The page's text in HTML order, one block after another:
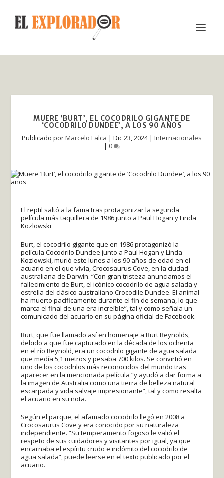
MUERE ‘BURT’, EL COCODRILO GIGANTE DE
‘COCODRILO DUNDEE’, A LOS 90 AÑOS
Publicado porMarcelo Falca | Dic 23, 2024| Internacionales
| 0
El reptil saltó a la fama tras protagonizar la segunda
película más taquillera de 1986 junto a Paul Hogan y Linda
Kozlowski
Burt, el cocodrilo gigante que en 1986 protagonizó la
película Cocodrilo Dundee junto a Paul Hogan y Linda
Kozlowski, murió este lunes a los 90 años de edad en el
acuario en el que vivía, Crocosaurus Cove, en la ciudad
australiana de Darwin. “Con gran tristeza anunciamos el
fallecimiento de Burt, el icónico cocodrilo de agua salada y
estrella del clásico australiano Crocodile Dundee. El animal
ha muerto pacíficamente durante el fin de semana, lo que
marca el final de una era increíble”, tal y como señala un
comunicado del acuario en su página oficial de Facebook.
Burt, que fue llamado así en homenaje a Burt Reynolds,
debido a que fue capturado en la década de los ochenta
en el río Reynold, era un cocodrilo gigante de agua salada
que medía 5,1 metros y pesaba 700 kilos. Se convirtió en
uno de los cocodrilos más reconocidos del mundo tras
aparecer en la mencionada película “y ayudó a dar forma a
la imagen de Australia como una tierra de belleza natural
escarpada y vida salvaje impresionante”, tal y como resalta
el acuario en su nota.
Según el parque, el afamado cocodrilo llegó en 2008 a
Crocosaurus Cove y era conocido por su naturaleza
independiente. “Su temperamento fogoso le valió el
respeto de sus cuidadores y visitantes por igual, ya que
encarnaba el espíritu crudo e indómito del cocodrilo de
agua salada”, puede leerse en el texto publicado por el
acuario.